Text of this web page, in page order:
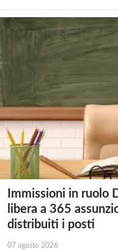
Immissioni in ruolo
libera a 365
distribuiti i posti
07 agosto 2026